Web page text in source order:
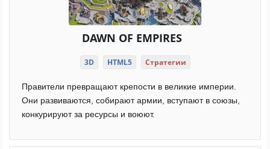
DAWN OF EMPIRES
3D HTML5 Стратегии
Правители превращают крепости в великие империи.
Они развиваются, собирают армии, вступают в союзы,
конкурируют за ресурсы и воюют.